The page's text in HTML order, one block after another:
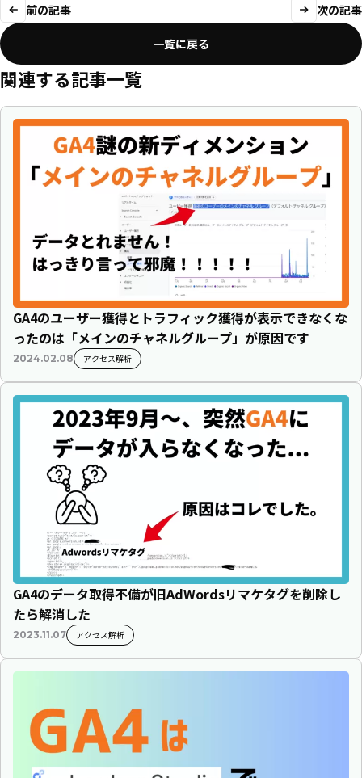
前の記事
一覧に戻る
次の記事
関連する記事一覧
GA4のユーザー獲得とトラフィック獲得が表示できなくな
ったのは「メインのチャネルグループ」が原因です
2024.02.08 アクセス解析
GA4のデータ取得不備が旧AdWordsリマケタグを削除し
たら解消した
2023.11.07 アクセス解析